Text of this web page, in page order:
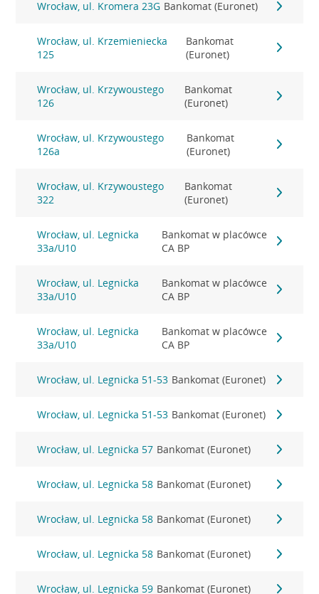
Wrocław, ul. Kromera 23G Bankomat (Euronet)
Wrocław, ul. Krzemieniecka
125
Bankomat
(Euronet)
Wrocław, ul. Krzywoustego
126
Bankomat
(Euronet)
Wrocław, ul. Krzywoustego
126a
Bankomat
(Euronet)
Wrocław, ul. Krzywoustego
322
Bankomat
(Euronet)
Wrocław, ul. Legnicka
33a/U10
Bankomat w placówce
CA BP
Wrocław, ul. Legnicka
33a/U10
Bankomat w placówce
CA BP
Wrocław, ul. Legnicka
33a/U10
Bankomat w placówce
CA BP
Wrocław, ul. Legnicka 51-53 Bankomat (Euronet)
Wrocław, ul. Legnicka 51-53 Bankomat (Euronet)
Wrocław, ul. Legnicka 57 Bankomat (Euronet)
Wrocław, ul. Legnicka 58 Bankomat (Euronet)
Wrocław, ul. Legnicka 58 Bankomat (Euronet)
Wrocław, ul. Legnicka 58 Bankomat (Euronet)
Wrocław, ul. Legnicka 59 Bankomat (Euronet)